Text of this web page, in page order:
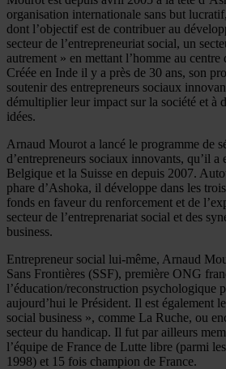
organisation internationale sans but
dont l’objectif est de contribuer au
secteur de l’entrepreneuriat social, un
autrement » en mettant l’homme au centre
Créée en Inde il y a près de 30 ans, son
soutenir des entrepreneurs sociaux
démultiplier leur impact sur la société et à
idées.
Arnaud Mourot a lancé le programme de
d’entrepreneurs sociaux innovants, qu’il a
Belgique et la Suisse en depuis 2007.
phare d’Ashoka, il développe dans les
fonds en faveur du renforcement et de
secteur de l’entreprenariat social et des
business.
Entrepreneur social lui-même, Arnaud
Sans Frontières (SSF), première ONG
l’éducation/reconstruction psychologique
aujourd’hui le Président. Il est également
social business », comme La Ruche, ou
secteur du handicap. Il fut par ailleurs
l’équipe de France de Lutte libre (parmi
1998) et 15 fois champion de France.